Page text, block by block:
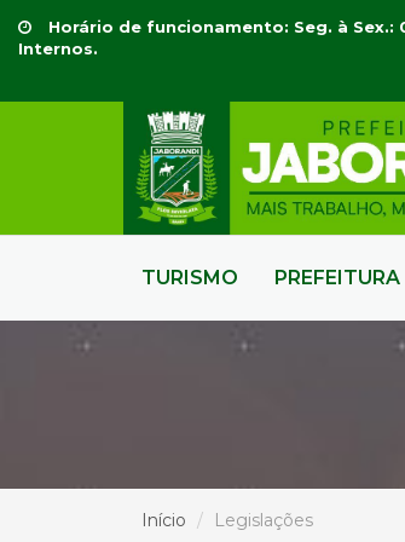
Horário de funcionamento: Seg. à Sex.:
Internos.
TURISMO PREFEITURA
Início Legislações